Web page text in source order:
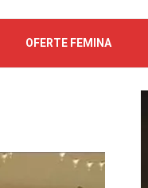
OFERTE FEMINA